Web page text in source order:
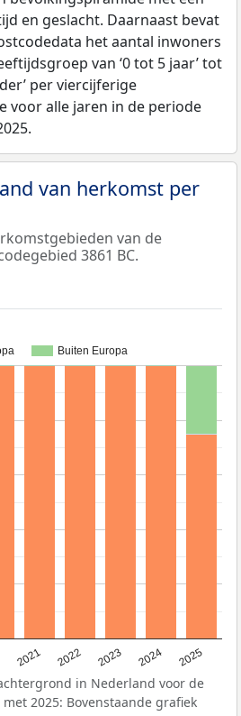
en geslacht. Daarnaast bevat
het aantal inwoners
van ‘0 tot 5 jaar’ tot
per viercijferige
voor alle jaren in de periode
van herkomst per
van de
3861 BC.
Buiten Europa
2021 2022 2023 2024 2025
in Nederland voor de
2025: Bovenstaande grafiek